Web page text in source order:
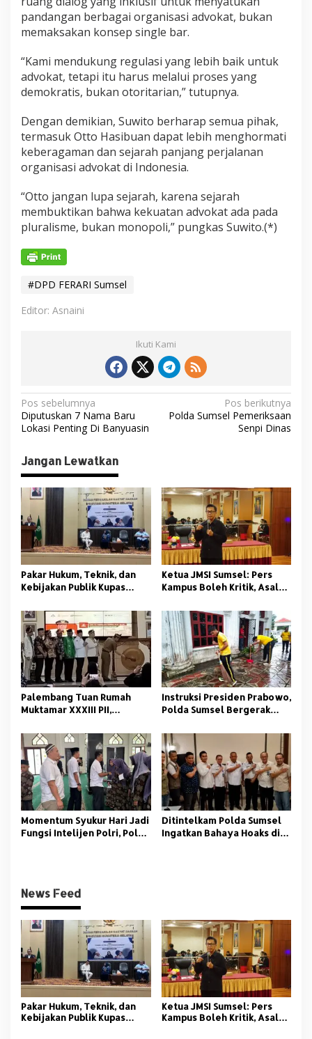
pandangan berbagai organisasi advokat, bukan
memaksakan konsep single bar.
“Kami mendukung regulasi yang lebih baik untuk
advokat, tetapi itu harus melalui proses yang
demokratis, bukan otoritarian,” tutupnya.
Dengan demikian, Suwito berharap semua pihak,
termasuk Otto Hasibuan dapat lebih menghormati
keberagaman dan sejarah panjang perjalanan
organisasi advokat di Indonesia.
“Otto jangan lupa sejarah, karena sejarah
membuktikan bahwa kekuatan advokat ada pada
pluralisme, bukan monopoli,” pungkas Suwito.(*)
#DPD FERARI Sumsel
Editor: Asnaini
Ikuti Kami
N
a
i
g
a
s
i
p
o
Pos sebelumnya
Diputuskan 7 Nama Baru
Lokasi Penting Di Banyuasin
Pos berikutnya
Polda Sumsel Pemeriksaan
Senpi Dinas
Jangan Lewatkan
Pakar Hukum, Teknik, dan
Kebijakan Publik Kupas
Retensi di Palembang
Ketua JMSI Sumsel: Pers
Kampus Boleh Kritik, Asal
Palembang Tuan Rumah
Muktamar XXXIII PII,
Pelajar Islam
Instruksi Presiden Prabowo,
Polda Sumsel Bergerak
Kamtibmas
Momentum Syukur Hari Jadi
Fungsi Intelijen Polri, Polda
‎Ditintelkam Polda Sumsel
Ingatkan Bahaya Hoaks di
News Feed
Pakar Hukum, Teknik, dan
Kebijakan Publik Kupas
Ketua JMSI Sumsel: Pers
Kampus Boleh Kritik, Asal